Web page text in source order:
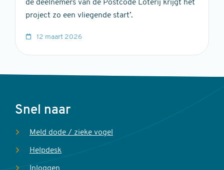
de deelnemers van de Postcode Loterij krijgt het
project zo een vliegende start’.
12 maart 2026
Voet
Snel naar
Meld dode / zieke vogel
Helpdesk